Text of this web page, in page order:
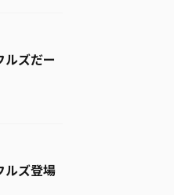
ルズだー
ルズ登場